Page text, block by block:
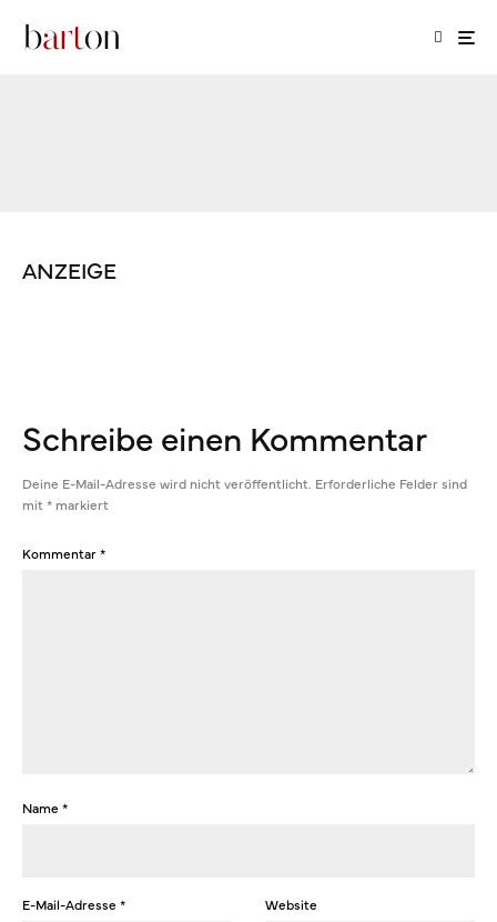
ANZEIGE
Schreibe einen Kommentar
Deine E-Mail-Adresse wird nicht veröffentlicht. Erforderliche Felder sind
mit * markiert
Kommentar*
Name *
E-Mail-Adresse * Website